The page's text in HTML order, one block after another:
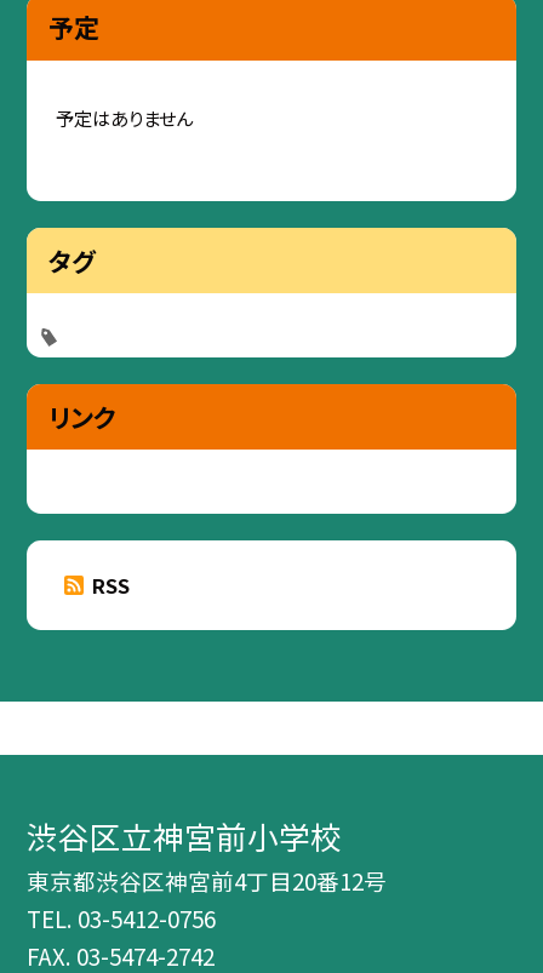
予定
予定はありません
タグ
リンク
RSS
渋谷区立神宮前小学校
東京都渋谷区神宮前4丁目20番12号
TEL. 03-5412-0756
FAX. 03-5474-2742